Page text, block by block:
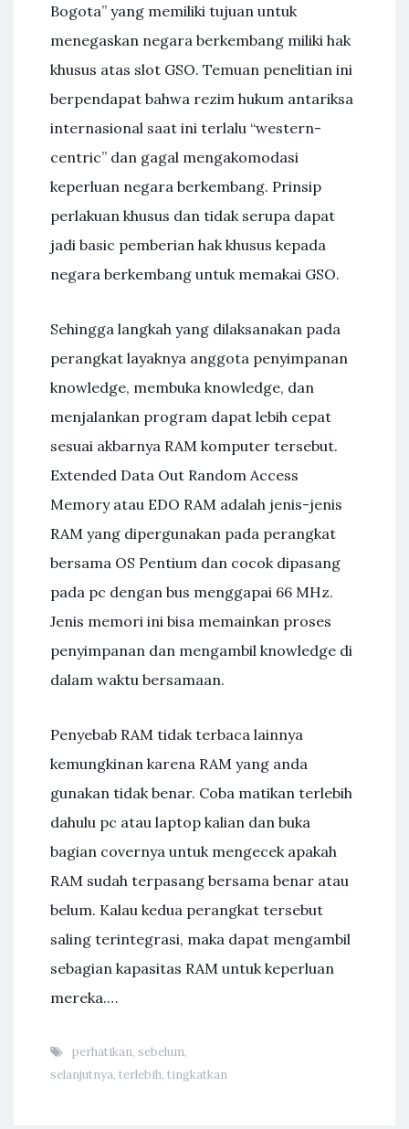
Bogota” yang memiliki tujuan untuk
menegaskan negara berkembang miliki hak
khusus atas slot GSO. Temuan penelitian ini
berpendapat bahwa rezim hukum antariksa
internasional saat ini terlalu “western-
centric” dan gagal mengakomodasi
keperluan negara berkembang. Prinsip
perlakuan khusus dan tidak serupa dapat
jadi basic pemberian hak khusus kepada
negara berkembang untuk memakai GSO.
Sehingga langkah yang dilaksanakan pada
perangkat layaknya anggota penyimpanan
knowledge, membuka knowledge, dan
menjalankan program dapat lebih cepat
sesuai akbarnya RAM komputer tersebut.
Extended Data Out Random Access
Memory atau EDO RAM adalah jenis-jenis
RAM yang dipergunakan pada perangkat
bersama OS Pentium dan cocok dipasang
pada pc dengan bus menggapai 66 MHz.
Jenis memori ini bisa memainkan proses
penyimpanan dan mengambil knowledge di
dalam waktu bersamaan.
Penyebab RAM tidak terbaca lainnya
kemungkinan karena RAM yang anda
gunakan tidak benar. Coba matikan terlebih
dahulu pc atau laptop kalian dan buka
bagian covernya untuk mengecek apakah
RAM sudah terpasang bersama benar atau
belum. Kalau kedua perangkat tersebut
saling terintegrasi, maka dapat mengambil
sebagian kapasitas RAM untuk keperluan
mereka.…
perhatikan, sebelum,
selanjutnya, terlebih, tingkatkan